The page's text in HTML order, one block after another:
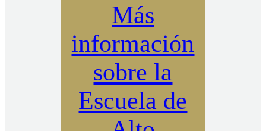
Más
información
sobre la
Escuela de